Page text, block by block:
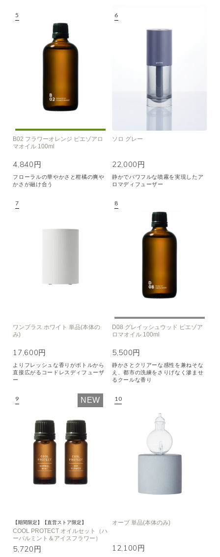
B02 フラワーオレンジ ピエゾアロ
マオイル 100ml
4,840円
フローラルの華やかさと柑橘の爽や
かさが融け合う
ソロ グレー
22,000円
静かでパワフルな噴霧を実現したア
ロマディフューザー
ワンプラス ホワイト 単品(本体の
み)
17,600円
よりフレッシュな香りがボトルから
直接広がるコードレスディフューザ
ー
D08 グレイッシュウッド ピエゾア
ロマオイル 100ml
5,500円
静かさとクリアーな感性を兼ねそな
え、都市の洗練をさりげなく滲ませ
るクールな香り
NEW
【期間限定】【直営ストア限定】
COOL PROTECT オイルセット（ハ
ーバルミント＆アイスフラワー）
5,720円
オーブ 単品(本体のみ)
12,100円